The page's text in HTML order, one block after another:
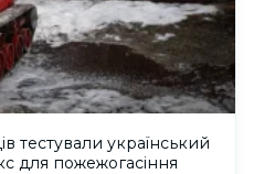
тестували український
для пожежогасіння